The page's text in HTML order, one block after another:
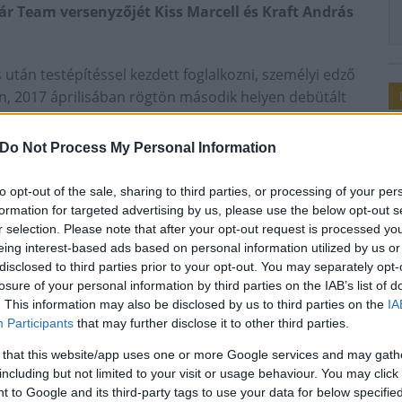
Do Not Process My Personal Information
opt-out of the sale, sharing to third parties, or processing of your
for targeted advertising by us, please use the below opt-out
selection. Please note that after your opt-out request is processed
interest-based ads based on personal information utilized by us
to third parties prior to your opt-out. You may separately
of your personal information by third parties on the IAB’s list of
This information may also be disclosed by us to third parties on the
Participants that may further disclose it to other third parties.
that this website/app uses one or more Google services and may
but not limited to your visit or usage behaviour. You may
to Google and its third-party tags to use your data for below
Team versenyzőjét Kiss Marcell és Kraft András
testépítéssel kezdett foglalkozni, személyi edző
2017 áprilisában rögtön második helyen debütált
legrangosabb testépítő versenyére, a
Scitec Muscle Beach 2018